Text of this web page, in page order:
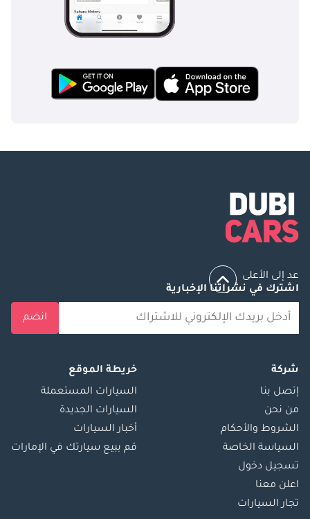
عد إلى الأعلى
اشترك في نشراتنا الإخبارية
انضم
شركة
إتصل بنا
من نحن
الشروط والأحكام
السياسة الخاصة
تسجيل دخول
اعلن معنا
تجار السيارات
خريطة الموقع
السيارات المستعملة
السيارات الجديدة
أخبار السيارات
قم ببيع سيارتك في الإمارات